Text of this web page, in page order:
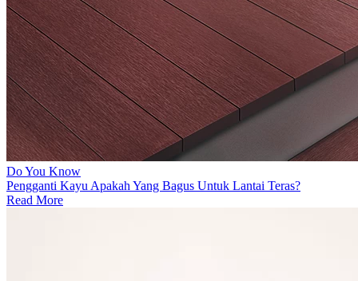
Do You Know
Pengganti Kayu Apakah Yang Bagus Untuk Lantai Teras?
Read More